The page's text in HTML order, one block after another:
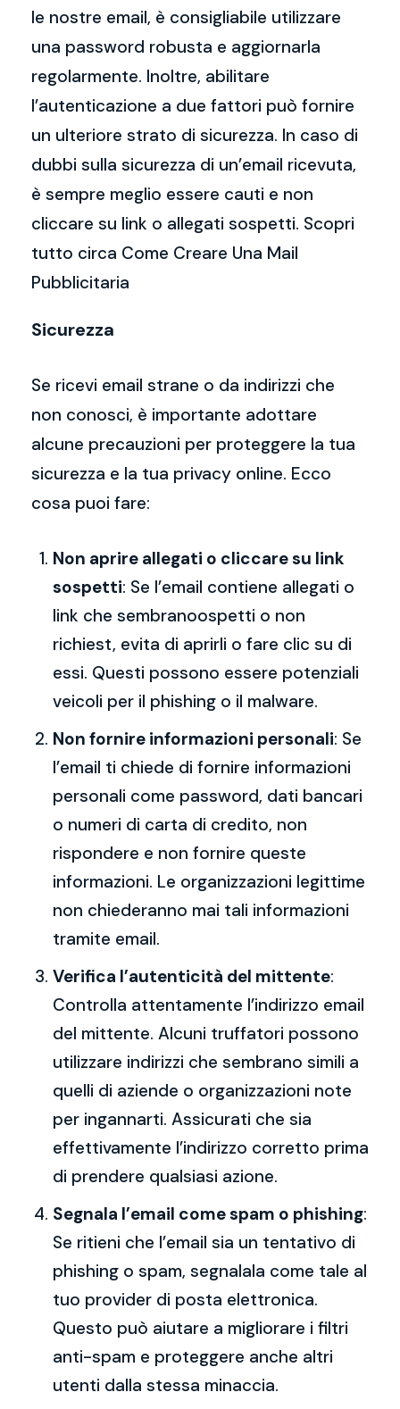
le nostre email, è consigliabile utilizzare
una password robusta e aggiornarla
regolarmente. Inoltre, abilitare
l’autenticazione a due fattori può fornire
un ulteriore strato di sicurezza. In caso di
dubbi sulla sicurezza di un’email ricevuta,
è sempre meglio essere cauti e non
cliccare su link o allegati sospetti. Scopri
tutto circa Come Creare Una Mail
Pubblicitaria
Sicurezza
Se ricevi email strane o da indirizzi che
non conosci, è importante adottare
alcune precauzioni per proteggere la tua
sicurezza e la tua privacy online. Ecco
cosa puoi fare:
Non aprire allegati o cliccare su link
sospetti: Se l’email contiene allegati o
link che sembranoospetti o non
richiest, evita di aprirli o fare clic su di
essi. Questi possono essere potenziali
veicoli per il phishing o il malware.
Non fornire informazioni personali: Se
l’email ti chiede di fornire informazioni
personali come password, dati bancari
o numeri di carta di credito, non
rispondere e non fornire queste
informazioni. Le organizzazioni legittime
non chiederanno mai tali informazioni
tramite email.
Verifica l’autenticità del mittente:
Controlla attentamente l’indirizzo email
del mittente. Alcuni truffatori possono
utilizzare indirizzi che sembrano simili a
quelli di aziende o organizzazioni note
per ingannarti. Assicurati che sia
effettivamente l’indirizzo corretto prima
di prendere qualsiasi azione.
Segnala l’email come spam o phishing:
Se ritieni che l’email sia un tentativo di
phishing o spam, segnalala come tale al
tuo provider di posta elettronica.
Questo può aiutare a migliorare i filtri
anti-spam e proteggere anche altri
utenti dalla stessa minaccia.